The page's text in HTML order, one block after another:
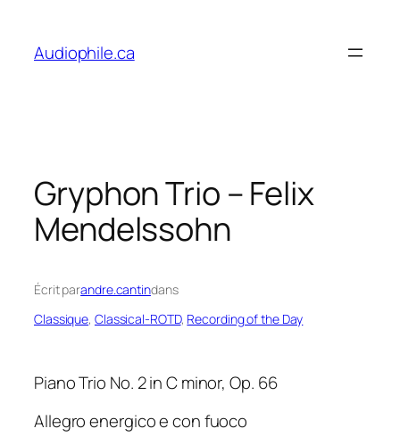
content
Audiophile.ca
Gryphon Trio – Felix
Mendelssohn
Écrit parandre.cantindans
Classique, Classical-ROTD, Recording of the Day
Piano Trio No. 2 in C minor, Op. 66
Allegro energico e con fuoco